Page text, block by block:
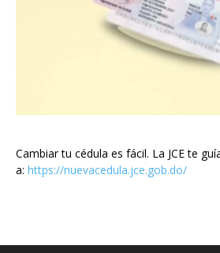
Cambiar tu cédula es fácil. La JCE te
a: https://nuevacedula.jce.gob.do/